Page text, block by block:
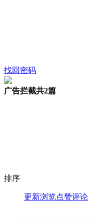
找回密码
广告拦截共2篇
排序
更新浏览点赞评论